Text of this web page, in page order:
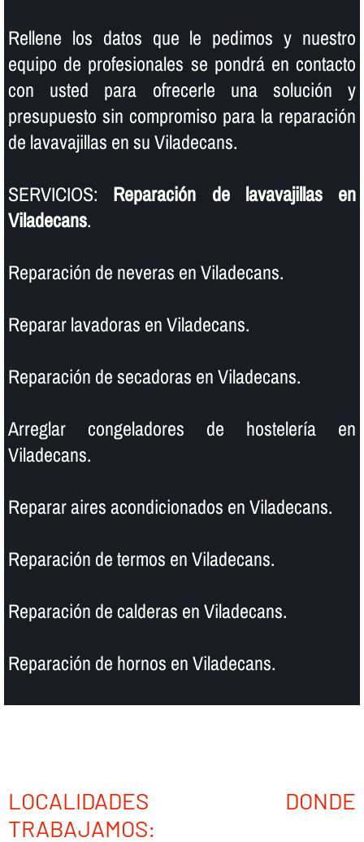
Rellene los datos que le pedimos y nuestro
equipo de profesionales se pondrá en contacto
con usted para ofrecerle una solución y
presupuesto sin compromiso para la reparación
de lavavajillas en su Viladecans.
SERVICIOS: Reparación de lavavajillas en
Viladecans.
Reparación de neveras en Viladecans.
Reparar lavadoras en Viladecans.
Reparación de secadoras en Viladecans.
Arreglar congeladores de hostelerí­a en
Viladecans.
Reparar aires acondicionados en Viladecans.
Reparación de termos en Viladecans.
Reparación de calderas en Viladecans.
Reparación de hornos en Viladecans.
LOCALIDADES DONDE
TRABAJAMOS: